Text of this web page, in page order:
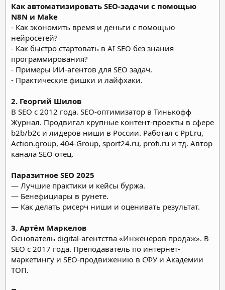
Как автоматизировать SEO-задачи с помощью
N8N и Make
- Как экономить время и деньги с помощью
нейросетей?
- Как быстро стартовать в AI SEO без знания
программирования?
- Примеры ИИ-агентов для SEO задач.
- Практические фишки и лайфхаки.
2. Георгий Шилов
В SEO c 2012 года. SEO-оптимизатор в Тинькофф
Журнал. Продвигал крупные контент-проекты в сфере
b2b/b2c и лидеров ниши в России. Работал с Ppt.ru,
Action.group, 404-Group, sport24.ru, profi.ru и тд. Автор
канала SEO отец.
Паразитное SEO 2025
— Лучшие практики и кейсы буржа.
— Бенефициары в рунете.
— Как делать рисерч ниши и оценивать результат.
3. Артём Маркелов
Основатель digital-агентства «Инженеров продаж». В
SEO с 2017 года. Преподаватель по интернет-
маркетингу и SEO-продвижению в СФУ и Академии
ТОП.